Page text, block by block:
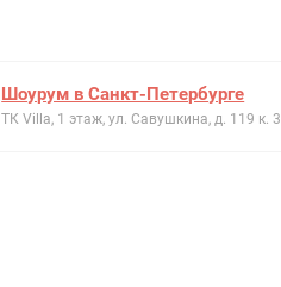
Шоурум в Санкт-Петербурге
ТК Villa, 1 этаж, ул. Савушкина, д. 119 к. 3